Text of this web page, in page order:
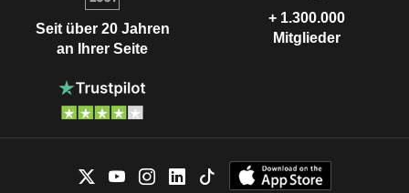
Seit über 20 Jahren
an Ihrer Seite
+ 1.300.000
Mitglieder